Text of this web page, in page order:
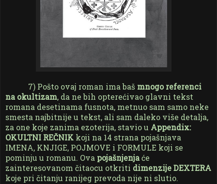
7) Pošto ovaj roman ima baš mnogo referenci
na okultizam, da ne bih opterećivao glavni tekst
romana desetinama fusnota, metnuo sam samo neke
smesta najbitnije u tekst, ali sam daleko više detalja,
za one koje zanima ezoterija, stavio u Appendix:
OKULTNI REČNIK koji na 14 strana pojašnjava
IMENA, KNJIGE, POJMOVE i FORMULE koji se
pominju u romanu. Ova pojašnjenjaće
zainteresovanom čitaocu otkriti dimenzije DEXTERA
koje pri čitanju ranijeg prevoda nije ni slutio.